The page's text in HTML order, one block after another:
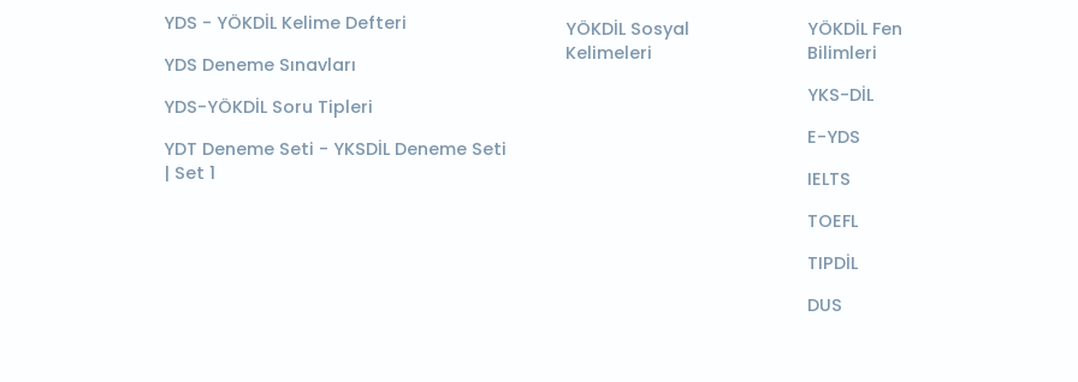
YDS - YÖKDİL Kelime Defteri
YDS Deneme Sınavları
YDS-YÖKDİL Soru Tipleri
YDT Deneme Seti - YKSDİL Deneme Seti
| Set 1
YÖKDİL Sosyal
Kelimeleri
YÖKDİL Fen
Bilimleri
YKS-DİL
E-YDS
IELTS
TOEFL
TIPDİL
DUS